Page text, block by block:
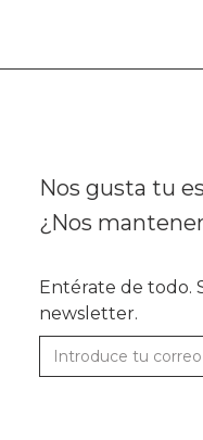
Nos gusta tu
¿Nos
Entérate de todo.
newsletter.